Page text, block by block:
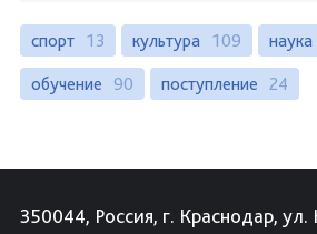
спорт 13 культура 109 наука
обучение 90 поступление 24
350044, Россия, г. Краснодар, ул.